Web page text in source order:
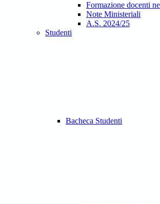
Formazione docenti
Note Ministeriali
A.S. 2024/25
Studenti
Bacheca Studenti